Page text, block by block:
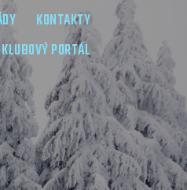
KONTAKTY
KLUBOVÝ PORTÁL